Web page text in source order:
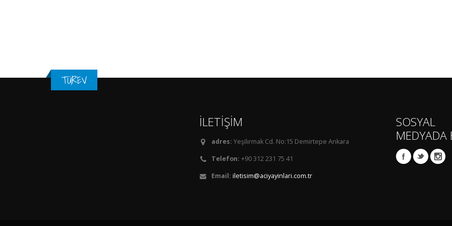
TÜREV
İLETİŞİM
adres: Yeşilırmak Cd. No:15 Demirtepe Ankara
Telefon: +90 312 231 75 41
Email: iletisim@aciyayinlari.com.tr
SOSYAL
MEDYADA